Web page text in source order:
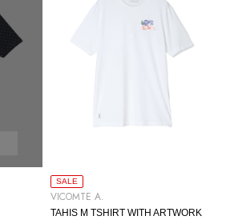
SALE
VICOMTE A.
TAHIS M TSHIRT WITH ARTWORK